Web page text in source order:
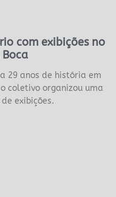
com exibições no
29 anos de história em
coletivo organizou uma
exibições.